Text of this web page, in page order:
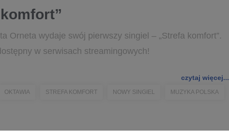
Orneta wydaje swój pierwszy singiel – „Strefa komfort”.
w serwisach streamingowych!
czytaj więcej...
OKTAWIA STREFA KOMFORT NOWY SINGIEL MUZYKA POLSKA